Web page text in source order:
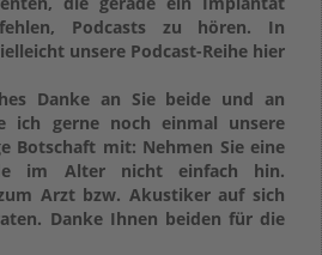
Podcasts zu hören. In
unsere Podcast-Reihe hier
Danke an Sie beide und an
ich gerne noch einmal unsere
Botschaft mit: Nehmen Sie eine
im Alter nicht einfach hin.
Arzt bzw. Akustiker auf sich
Danke Ihnen beiden für die